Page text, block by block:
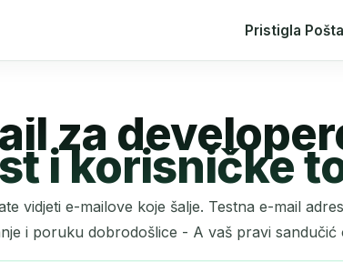
Pristigla Pošta
za
i korisničke
vidjeti e-mailove koje šalje. Testna e-mail
i poruku dobrodošlice - A vaš pravi sandučić